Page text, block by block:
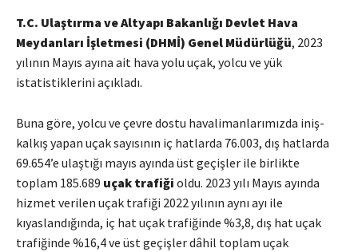
T.C. Ulaştırma ve Altyapı Bakanlığı Devlet Hava
Meydanları İşletmesi (DHMİ) Genel Müdürlüğü, 2023
yılının Mayıs ayına ait hava yolu uçak, yolcu ve yük
istatistiklerini açıkladı.
Buna göre, yolcu ve çevre dostu havalimanlarımızda iniş-
kalkış yapan uçak sayısının iç hatlarda 76.003, dış hatlarda
69.654’e ulaştığı mayıs ayında üst geçişler ile birlikte
toplam 185.689 uçak trafiği oldu. 2023 yılı Mayıs ayında
hizmet verilen uçak trafiği 2022 yılının aynı ayı ile
kıyaslandığında, iç hat uçak trafiğinde %3,8, dış hat uçak
trafiğinde %16,4 ve üst geçişler dâhil toplam uçak